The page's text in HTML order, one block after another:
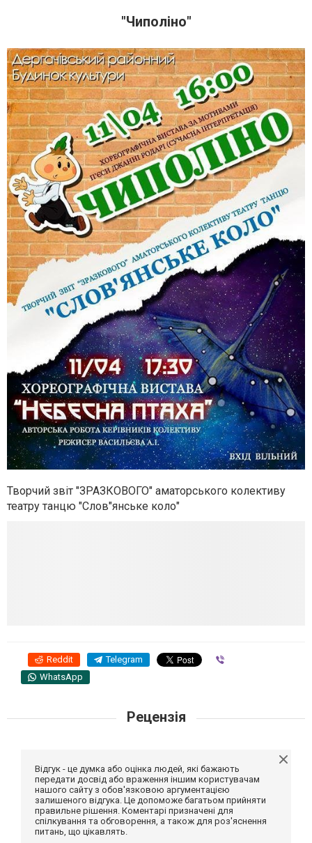
"Чиполіно"
Творчий звіт "ЗРАЗКОВОГО" аматорського колективу
театру танцю "Слов"янське коло"
Reddit Telegram
WhatsApp
Рецензія
Відгук - це думка або оцінка людей, які бажають
передати досвід або враження іншим користувачам
нашого сайту з обов'язковою аргументацією
залишеного відгука. Це допоможе багатьом прийняти
правильне рішення. Коментарі призначені для
спілкування та обговорення, а також для роз'яснення
питань, що цікавлять.